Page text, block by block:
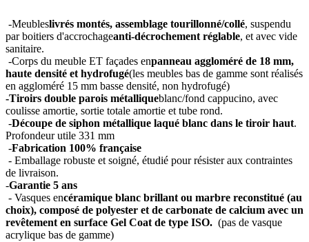
-Meubleslivrés montés, assemblage tourillonné/collé, suspendu
par boitiers d'accrochageanti-décrochement réglable, et avec vide
sanitaire.
-Corps du meuble ET façades enpanneau aggloméré de 18 mm,
haute densité et hydrofugé(les meubles bas de gamme sont réalisés
en aggloméré 15 mm basse densité, non hydrofugé)
-Tiroirs double parois métalliqueblanc/fond cappucino, avec
coulisse amortie, sortie totale amortie et tube rond.
-Découpe de siphon métallique laqué blanc dans le tiroir haut.
Profondeur utile 331 mm
-Fabrication 100% française
- Emballage robuste et soigné, étudié pour résister aux contraintes
de livraison.
-Garantie 5 ans
- Vasques encéramique blanc brillant ou marbre reconstitué (au
choix), composé de polyester et de carbonate de calcium avec un
revêtement en surface Gel Coat de type ISO. (pas de vasque
acrylique bas de gamme)